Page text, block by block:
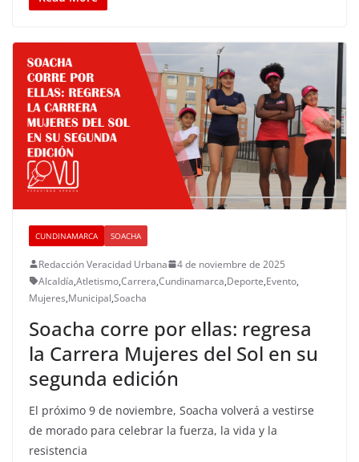
CUNDINAMARCA SOACHA
Redacción Veracidad Urbana
4 de noviembre de 2025
Alcaldía,Atletismo,Carrera,Cundinamarca,Deporte,Evento,
Mujeres,Municipal,Soacha
Soacha corre por ellas: regresa
la Carrera Mujeres del Sol en su
segunda edición
El próximo 9 de noviembre, Soacha volverá a vestirse
de morado para celebrar la fuerza, la vida y la
resistencia